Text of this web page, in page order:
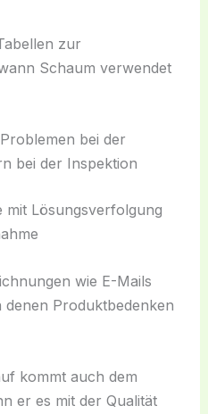
zur
Schaum verwendet
bei der
bei der Inspektion
Lösungsverfolgung
wie E-Mails
Produktbedenken
kommt auch dem
er es mit der Qualität